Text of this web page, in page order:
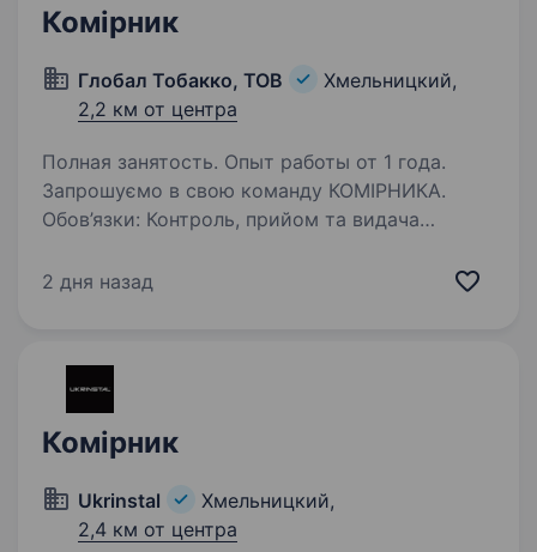
Комірник
Глобал Тобакко, ТОВ
Хмельницкий,
2,2 км от центра
Полная занятость. Опыт работы от 1 года.
Запрошуємо в свою команду КОМІРНИКА.
Обов’язки: Контроль, прийом та видача
вантажно-розвантажувальних робіт на складі.
2 дня назад
Комірник
Ukrinstal
Хмельницкий,
2,4 км от центра